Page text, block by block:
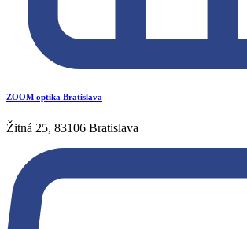
ZOOM optika Bratislava
Žitná 25, 83106 Bratislava